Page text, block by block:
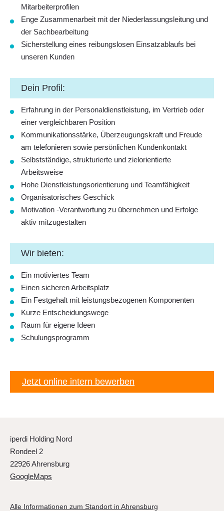
Mitarbeiterprofilen
Enge Zusammenarbeit mit der Niederlassungsleitung und
der Sachbearbeitung
Sicherstellung eines reibungslosen Einsatzablaufs bei
unseren Kunden
Dein Profil:
Erfahrung in der Personaldienstleistung, im Vertrieb oder
einer vergleichbaren Position
Kommunikationsstärke, Überzeugungskraft und Freude
am telefonieren sowie persönlichen Kundenkontakt
Selbstständige, strukturierte und zielorientierte
Arbeitsweise
Hohe Dienstleistungsorientierung und Teamfähigkeit
Organisatorisches Geschick
Motivation -Verantwortung zu übernehmen und Erfolge
aktiv mitzugestalten
Wir bieten:
Ein motiviertes Team
Einen sicheren Arbeitsplatz
Ein Festgehalt mit leistungsbezogenen Komponenten
Kurze Entscheidungswege
Raum für eigene Ideen
Schulungsprogramm
Jetzt online intern bewerben
iperdi Holding Nord
Rondeel 2
22926 Ahrensburg
GoogleMaps
Alle Informationen zum Standort in Ahrensburg